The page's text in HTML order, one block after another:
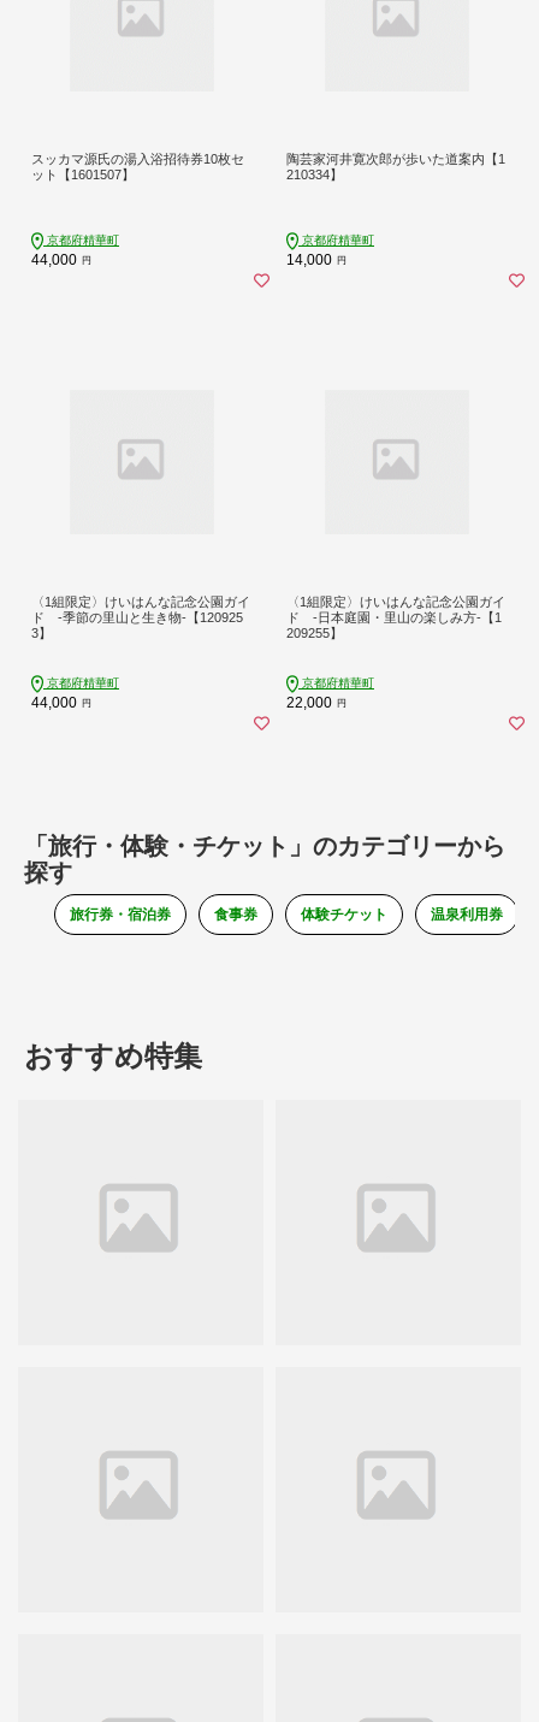
スッカマ源氏の湯入浴招待券10枚セ
ット【1601507】
京都府精華町
44,000 円
陶芸家河井寛次郎が歩いた道案内【1
210334】
京都府精華町
14,000 円
〈1組限定〉けいはんな記念公園ガイ
ド -季節の里山と生き物-【120925
3】
京都府精華町
44,000 円
〈1組限定〉けいはんな記念公園ガイ
ド -日本庭園・里山の楽しみ方-【1
209255】
京都府精華町
22,000 円
「旅行・体験・チケット」のカテゴリーから
探す
旅行券・宿泊券 食事券 体験チケット 温泉利用券
おすすめ特集